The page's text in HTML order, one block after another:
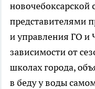
новочебоксарской
представителями
и управления ГО и
зависимости от
школах города,
в беду у воды